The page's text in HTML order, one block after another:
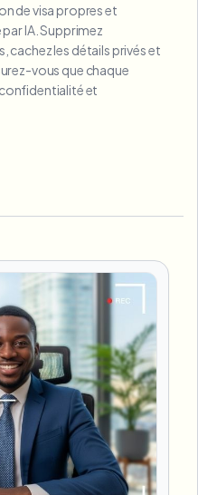
de visa propres et
IA. Supprimez
cachez les détails privés et
vous que chaque
et